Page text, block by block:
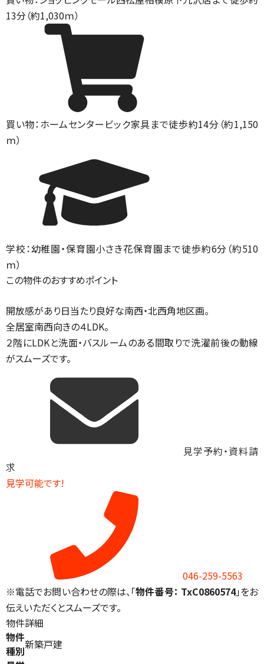
13分（約1,030ｍ）
買い物：ホームセンター ビック家具まで徒歩約14分（約1,150
ｍ）
学校：幼稚園・保育園小さき花保育園まで徒歩約6分（約510
ｍ）
この物件のおすすめポイント
開放感があり日当たり良好な南西・北西角地区画。
全居室南西向きの４LDK。
２階にLDKと洗面・バスルームのある間取りで洗濯前後の動線
がスムーズです。
見学予約・資料請
求
見学可能です!
046-259-5563
※電話でお問い合わせの際は、「物件番号： TxC0860574」をお
伝えいただくとスムーズです。
物件詳細
物件
種別新築戸建